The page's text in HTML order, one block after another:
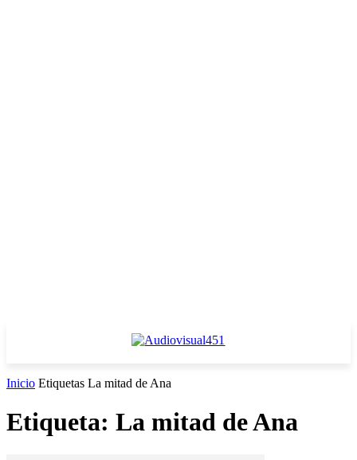
Inicio Etiquetas La mitad de Ana
Etiqueta: La mitad de Ana